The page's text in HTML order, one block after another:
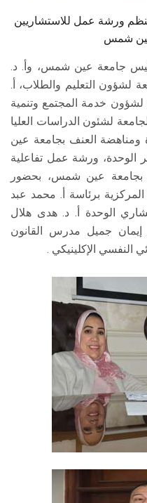
ورشة عمل للاستشاريين
عين شمس
جامعة عين شمس، وأ. د.
لشؤون التعليم والطلاب، أ.
خدمة المجتمع وتنمية
لشئون الدراسات العليا
العنف بجامعة عين
الوحدة، ورشة عمل تفاعلية
بجامعة عين شمس، بحضور
برئاسة أ. محمد عبد
الوحدة أ. د. هدى هلال
إيمان جميل مدرس القانون
النفسي الإكلينيكي .